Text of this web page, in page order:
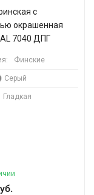
с
окрашенная
7040 ДПГ
Финские
Серый
Гладкая